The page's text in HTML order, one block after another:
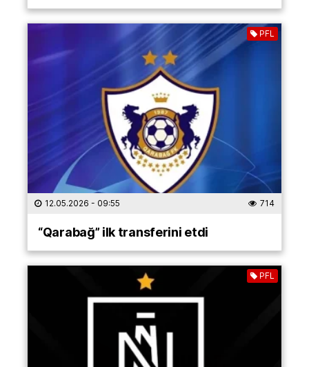
PFL
12.05.2026 - 09:55 714
“Qarabağ” ilk transferini etdi
PFL